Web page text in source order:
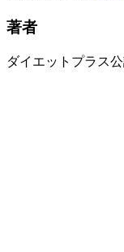
著者
ダイエットプラス